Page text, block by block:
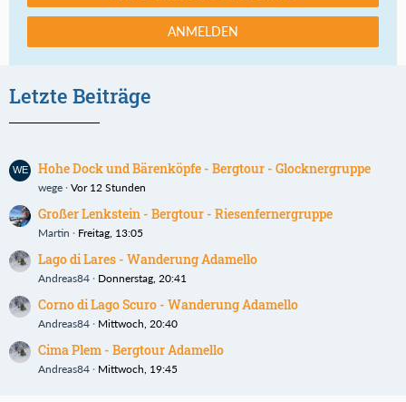
ANMELDEN
Letzte Beiträge
Hohe Dock und Bärenköpfe - Bergtour - Glocknergruppe
wege Vor 12 Stunden
Großer Lenkstein - Bergtour - Riesenfernergruppe
Martin Freitag, 13:05
Lago di Lares - Wanderung Adamello
Andreas84 Donnerstag, 20:41
Corno di Lago Scuro - Wanderung Adamello
Andreas84 Mittwoch, 20:40
Cima Plem - Bergtour Adamello
Andreas84 Mittwoch, 19:45